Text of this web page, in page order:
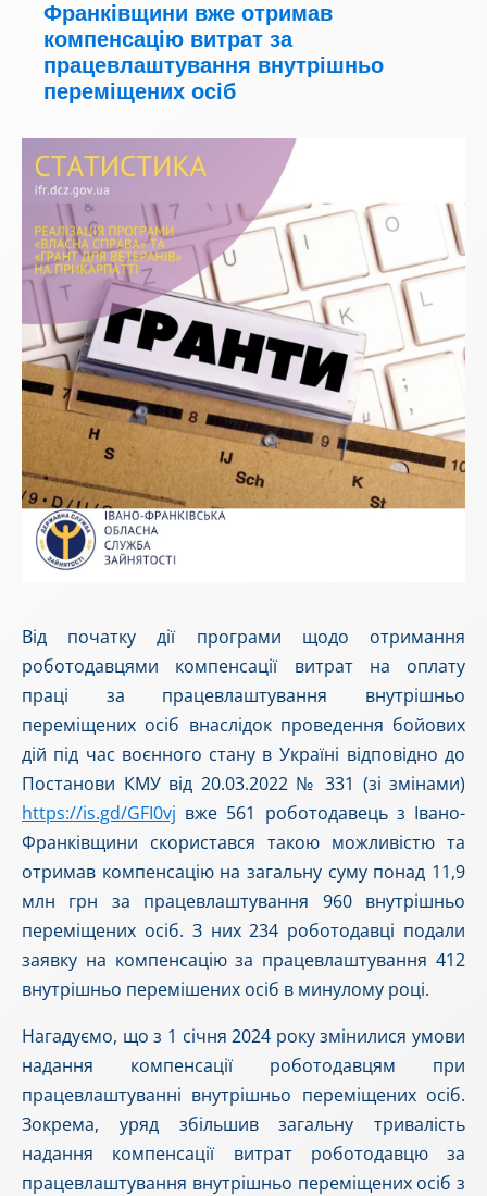
Франківщини вже отримав
компенсацію витрат за
працевлаштування внутрішньо
переміщених осіб
Від початку дії програми щодо отримання
роботодавцями компенсації витрат на оплату
праці за працевлаштування внутрішньо
переміщених осіб внаслідок проведення бойових
дій під час воєнного стану в Україні відповідно до
Постанови КМУ від 20.03.2022 № 331 (зі змінами)
https://is.gd/GFI0vj вже 561 роботодавець з Івано-
Франківщини скористався такою можливістю та
отримав компенсацію на загальну суму понад 11,9
млн грн за працевлаштування 960 внутрішньо
переміщених осіб. З них 234 роботодавці подали
заявку на компенсацію за працевлаштування 412
внутрішньо перемішених осіб в минулому році.
Нагадуємо, що з 1 січня 2024 року змінилися умови
надання компенсації роботодавцям при
працевлаштуванні внутрішньо переміщених осіб.
Зокрема, уряд збільшив загальну тривалість
надання компенсації витрат роботодавцю за
працевлаштування внутрішньо переміщених осіб з